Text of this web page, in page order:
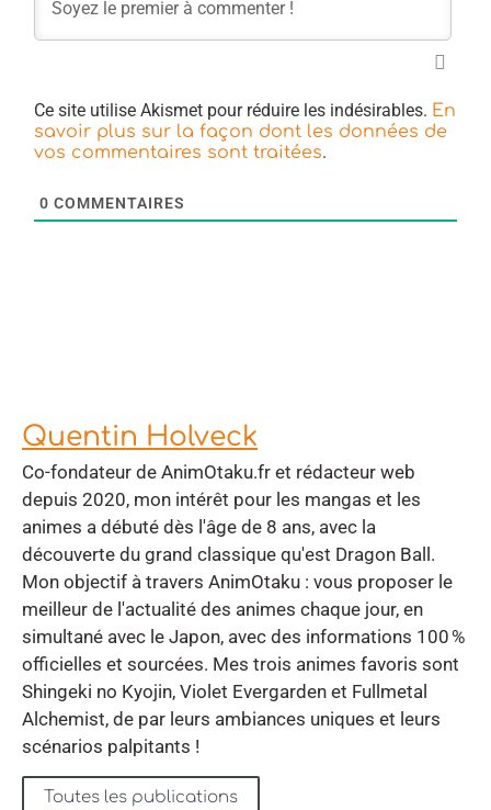
Ce site utilise Akismet pour réduire les indésirables. En
savoir plus sur la façon dont les données de
vos commentaires sont traitées.
0 COMMENTAIRES
Quentin Holveck
Co-fondateur de AnimOtaku.fr et rédacteur web
depuis 2020, mon intérêt pour les mangas et les
animes a débuté dès l'âge de 8 ans, avec la
découverte du grand classique qu'est Dragon Ball.
Mon objectif à travers AnimOtaku : vous proposer le
meilleur de l'actualité des animes chaque jour, en
simultané avec le Japon, avec des informations 100 %
officielles et sourcées. Mes trois animes favoris sont
Shingeki no Kyojin, Violet Evergarden et Fullmetal
Alchemist, de par leurs ambiances uniques et leurs
scénarios palpitants !
Toutes les publications